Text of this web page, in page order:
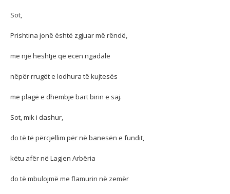
Sot,
Prishtina jonë është zgjuar më rëndë,
me një heshtje që ecën ngadalë
nëpër rrugët e lodhura të kujtesës
me plagë e dhembje bart birin e saj.
Sot, mik i dashur,
do të të përcjellim për në banesën e fundit,
këtu afër në Lagjen Arbëria
do të mbulojmë me flamurin në zemër